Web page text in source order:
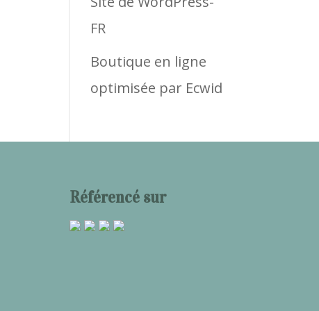
FR
Boutique en ligne
optimisée par Ecwid
Référencé sur